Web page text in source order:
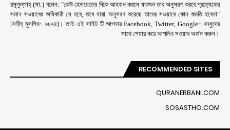
রসূলুল্লাহ্ (সা:) বলেন: "কেউ হেদায়েতের দিকে আহবান করলে যতজন তার অনুসরণ করবে প্রত্যেকের
সমান সওয়াবের অধিকারী সে হবে, তবে যারা অনুসরণ করেছে তাদের সওয়াবে কোন কমতি হবেনা"
[সহীহ্ মুসলিম: ২৬৭৪]। তাই এই সাইট টি আপনার Facebook, Twitter, Google+ বন্ধুদের
সাথে শেয়ার করে আপনিও সওয়াব অর্জন করুন।
RECOMMENDED SITES
QURANERBANI.COM
SOSASTHO.COM